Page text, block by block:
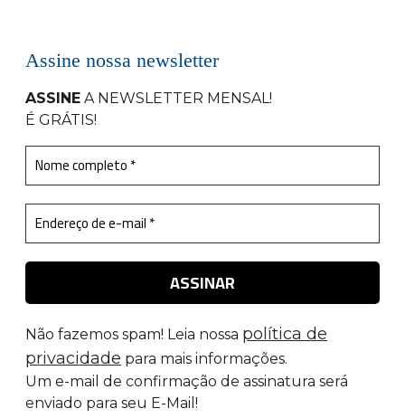
Assine nossa newsletter
ASSINE A NEWSLETTER MENSAL!
É GRÁTIS!
Não fazemos spam! Leia nossa política de
privacidade para mais informações.
Um e-mail de confirmação de assinatura será
enviado para seu E-Mail!